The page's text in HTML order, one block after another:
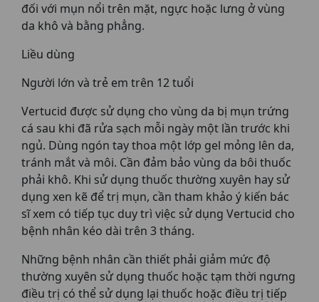
đối với mụn nổi trên mặt, ngực hoặc lưng ở vùng
da khô và bằng phẳng.
Liều dùng
Người lớn và trẻ em trên 12 tuổi
Vertucid được sử dụng cho vùng da bị mụn trứng
cá sau khi đã rửa sạch mỗi ngày một lần trước khi
ngủ. Dùng ngón tay thoa một lớp gel mỏng lên da,
tránh mắt và môi. Cần đảm bảo vùng da bôi thuốc
phải khô. Khi sử dụng thuốc thường xuyên hay sử
dụng xen kẽ để trị mụn, cần tham khảo ý kiến bác
sĩ xem có tiếp tục duy trì việc sử dụng Vertucid cho
bệnh nhân kéo dài trên 3 tháng.
Những bệnh nhân cần thiết phải giảm mức độ
thường xuyên sử dụng thuốc hoặc tạm thời ngưng
điều trị có thể sử dụng lại thuốc hoặc điều trị tiếp